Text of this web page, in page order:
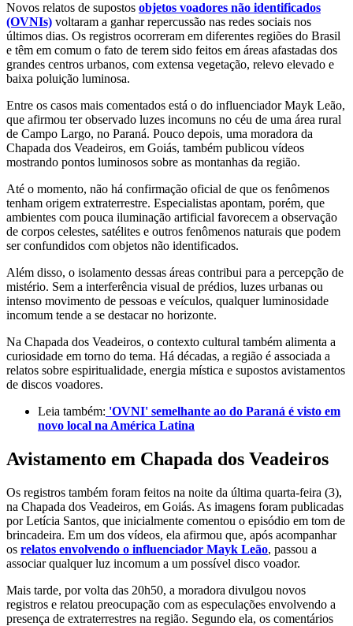
Novos relatos de supostos objetos voadores não identificados
(OVNIs) voltaram a ganhar repercussão nas redes sociais nos
últimos dias. Os registros ocorreram em diferentes regiões do Brasil
e têm em comum o fato de terem sido feitos em áreas afastadas dos
grandes centros urbanos, com extensa vegetação, relevo elevado e
baixa poluição luminosa.
Entre os casos mais comentados está o do influenciador Mayk Leão,
que afirmou ter observado luzes incomuns no céu de uma área rural
de Campo Largo, no Paraná. Pouco depois, uma moradora da
Chapada dos Veadeiros, em Goiás, também publicou vídeos
mostrando pontos luminosos sobre as montanhas da região.
Até o momento, não há confirmação oficial de que os fenômenos
tenham origem extraterrestre. Especialistas apontam, porém, que
ambientes com pouca iluminação artificial favorecem a observação
de corpos celestes, satélites e outros fenômenos naturais que podem
ser confundidos com objetos não identificados.
Além disso, o isolamento dessas áreas contribui para a percepção de
mistério. Sem a interferência visual de prédios, luzes urbanas ou
intenso movimento de pessoas e veículos, qualquer luminosidade
incomum tende a se destacar no horizonte.
Na Chapada dos Veadeiros, o contexto cultural também alimenta a
curiosidade em torno do tema. Há décadas, a região é associada a
relatos sobre espiritualidade, energia mística e supostos avistamentos
de discos voadores.
Leia também: 'OVNI' semelhante ao do Paraná é visto em
novo local na América Latina
Avistamento em Chapada dos Veadeiros
Os registros também foram feitos na noite da última quarta-feira (3),
na Chapada dos Veadeiros, em Goiás. As imagens foram publicadas
por Letícia Santos, que inicialmente comentou o episódio em tom de
brincadeira. Em um dos vídeos, ela afirmou que, após acompanhar
os relatos envolvendo o influenciador Mayk Leão, passou a
associar qualquer luz incomum a um possível disco voador.
Mais tarde, por volta das 20h50, a moradora divulgou novos
registros e relatou preocupação com as especulações envolvendo a
presença de extraterrestres na região. Segundo ela, os comentários